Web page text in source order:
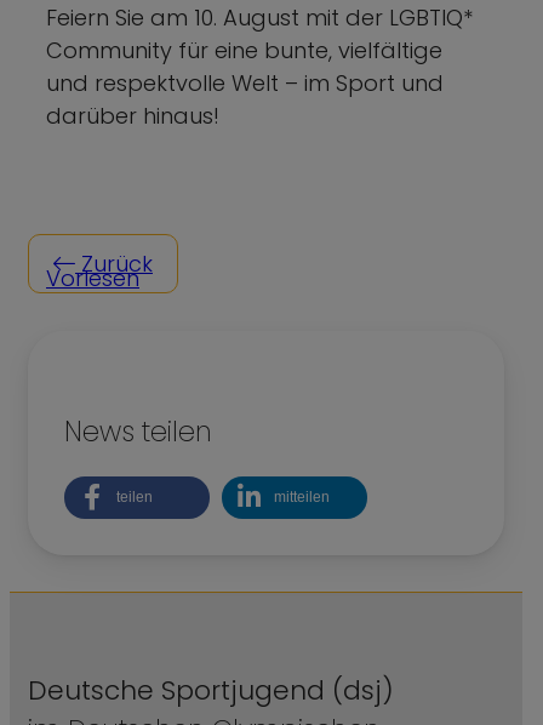
Feiern Sie am 10. August mit der LGBTIQ*
Community für eine bunte, vielfältige
und respektvolle Welt – im Sport und
darüber hinaus!
Zurück
Vorlesen
News teilen
teilen mitteilen
Deutsche Sportjugend (dsj)